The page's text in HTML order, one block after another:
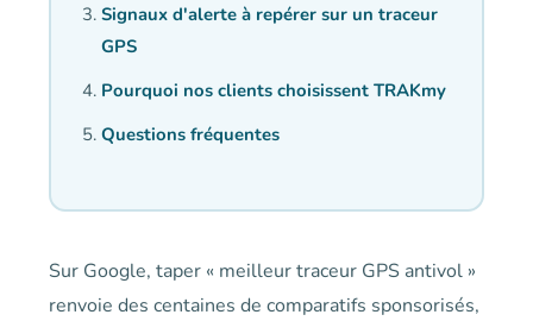
Signaux d'alerte à repérer sur un traceur
GPS
Pourquoi nos clients choisissent TRAKmy
Questions fréquentes
Sur Google, taper « meilleur traceur GPS antivol »
renvoie des centaines de comparatifs sponsorisés,